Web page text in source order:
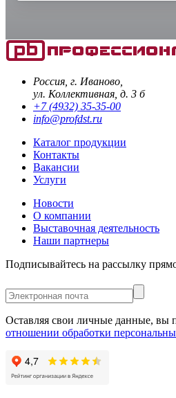
Россия, г. Иваново,
ул. Коллективная, д. 3 б
+7 (4932) 35-35-00
info@profdst.ru
Каталог продукции
Контакты
Вакансии
Услуги
Новости
О компании
Выставочная деятельность
Наши партнеры
Подписывайтесь на рассылку
Оставляя свои личные данные, вы
отношении обработки